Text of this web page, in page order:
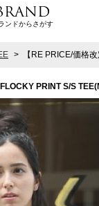
ンドからさがす
> 【RE PRICE/価格
PRINT S/S